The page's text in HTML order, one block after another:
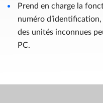
Prend en charge la
numéro d’identification,
des unités inconnues
PC.